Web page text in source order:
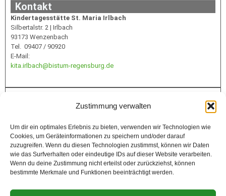
Zustimmung verwalten
Um dir ein optimales Erlebnis zu bieten, verwenden wir Technologien wie
Cookies, um Geräteinformationen zu speichern und/oder darauf
zuzugreifen. Wenn du diesen Technologien zustimmst, können wir Daten
wie das Surfverhalten oder eindeutige IDs auf dieser Website verarbeiten.
Wenn du deine Zustimmung nicht erteilst oder zurückziehst, können
bestimmte Merkmale und Funktionen beeinträchtigt werden.
Kontakt
Kindertagesstätte St. Maria Irlbach
Silbertalstr. 2 | Irlbach
93173 Wenzenbach
Tel. 09407 / 90920
E-Mail:
kita.irlbach@bistum-regensburg.de
Förderung